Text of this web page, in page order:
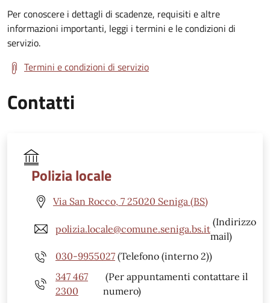
Per conoscere i dettagli di scadenze, requisiti e altre
informazioni importanti, leggi i termini e le condizioni di
servizio.
Termini e condizioni di servizio
Contatti
Polizia locale
Via San Rocco, 7 25020 Seniga (BS)
polizia.locale@comune.seniga.bs.it
(Indirizzo
mail)
030-9955027 (Telefono (interno 2))
347 467
2300
(Per appuntamenti contattare il
numero)